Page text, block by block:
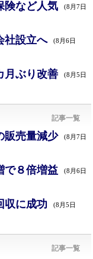
険など人気 (8月7日
社設立へ (8月6日
月ぶり改善 (8月5日
記事一覧
販売量減少 (8月7日
で８倍増益 (8月6日
収に成功 (8月5日
記事一覧